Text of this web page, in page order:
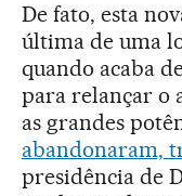
De fato, esta
última de uma
quando acaba
para relançar o
as grandes
abandonaram,
presidência de